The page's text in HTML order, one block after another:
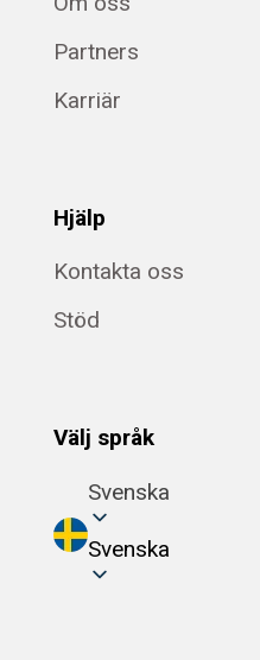
Partners
Karriär
Hjälp
Kontakta oss
Stöd
Välj språk
Svenska
Svenska